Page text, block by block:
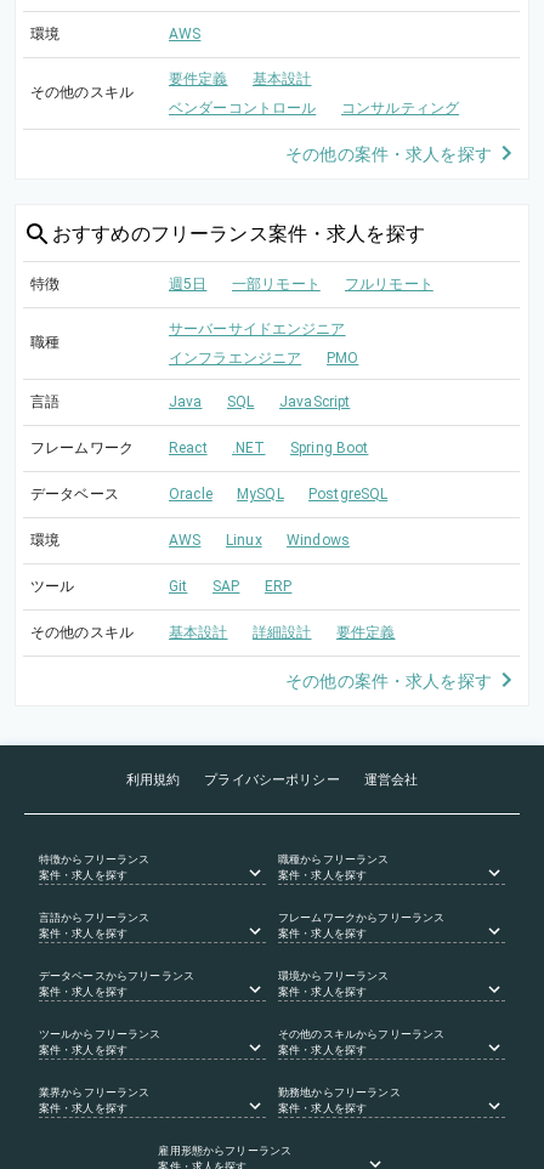
環境 AWS
その他のスキル
要件定義
基本設計
ベンダーコントロール
コンサルティング
その他の案件・求人を探す
おすすめのフリーランス案件・求人を探す
特徴 週5日 一部リモート フルリモート
職種
サーバーサイドエンジニア
インフラエンジニア
PMO
言語 Java SQL JavaScript
フレームワーク React .NET Spring Boot
データベース Oracle MySQL PostgreSQL
環境 AWS Linux Windows
ツール Git SAP ERP
その他のスキル 基本設計 詳細設計 要件定義
その他の案件・求人を探す
利用規約 プライバシーポリシー 運営会社
特徴からフリーランス
案件・求人を探す
職種からフリーランス
案件・求人を探す
言語からフリーランス
案件・求人を探す
フレームワークからフリーランス
案件・求人を探す
データベース からフリーランス
案件・求人を探す
環境からフリーランス
案件・求人を探す
ツールからフリーランス
案件・求人を探す
その他のスキルからフリーランス
案件・求人を探す
業界からフリーランス
案件・求人を探す
勤務地からフリーランス
案件・求人を探す
雇用形態からフリーランス
案件・求人を探す